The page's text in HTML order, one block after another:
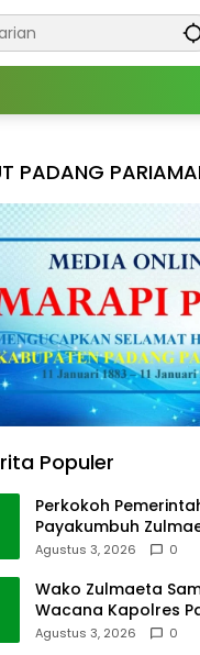
PADANG
Populer
Perkokoh
Payakumbuh
Jabatan
Agustus 3, 2026 0
Wako Zulmaeta
Wacana Kapolres
Kamera Pantau Lalin
Agustus 3, 2026 0